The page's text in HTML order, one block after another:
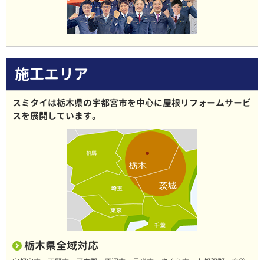
施工エリア
スミタイは栃木県の宇都宮市を中心に屋根リフォームサービ
スを展開しています。
栃木県全域対応